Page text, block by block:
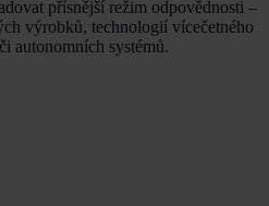
přísnější režim odpovědnosti –
výrobků, technologií vícečetného
autonomních systémů.